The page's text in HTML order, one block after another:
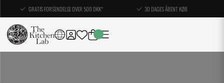
GRATIS FORSENDELSE OVER 500 DKK* 30 DAGES ÅBENT KØB